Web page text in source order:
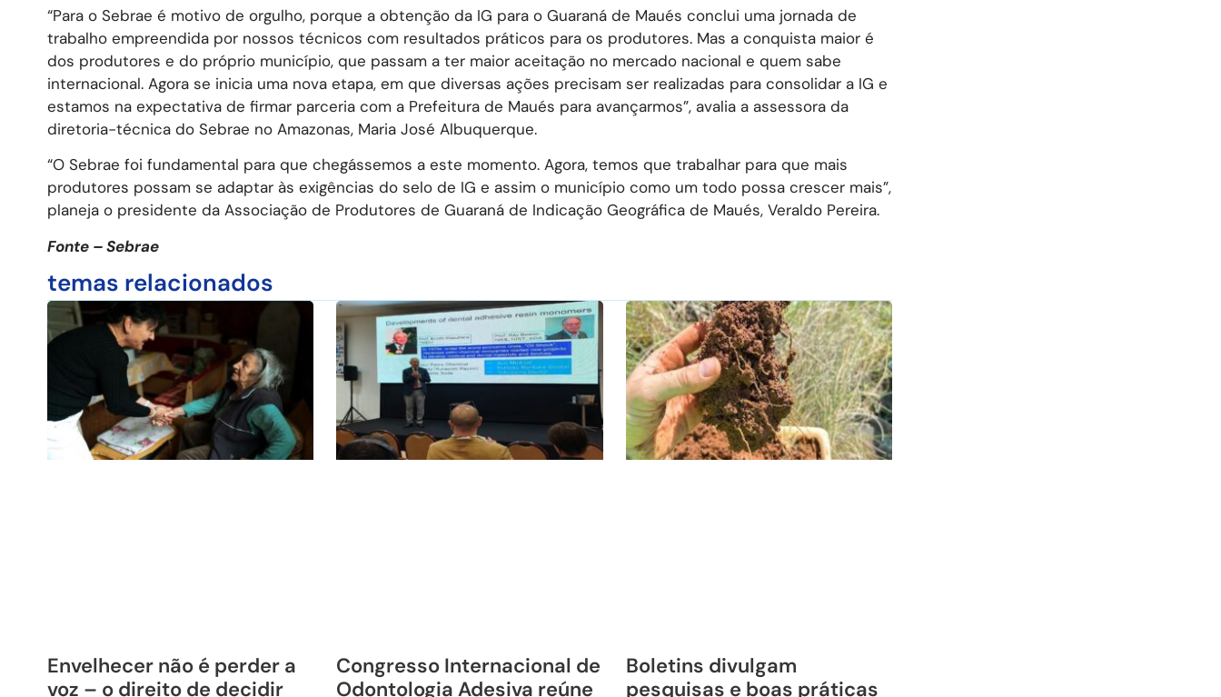
“Para o Sebrae é motivo de orgulho, porque a obtenção da IG para o Guaraná de Maués conclui uma jornada de
trabalho empreendida por nossos técnicos com resultados práticos para os produtores. Mas a conquista maior é
dos produtores e do próprio município, que passam a ter maior aceitação no mercado nacional e quem sabe
internacional. Agora se inicia uma nova etapa, em que diversas ações precisam ser realizadas para consolidar a IG e
estamos na expectativa de firmar parceria com a Prefeitura de Maués para avançarmos”, avalia a assessora da
diretoria-técnica do Sebrae no Amazonas, Maria José Albuquerque.
“O Sebrae foi fundamental para que chegássemos a este momento. Agora, temos que trabalhar para que mais
produtores possam se adaptar às exigências do selo de IG e assim o município como um todo possa crescer mais”,
planeja o presidente da Associação de Produtores de Guaraná de Indicação Geográfica de Maués, Veraldo Pereira.
Fonte – Sebrae
temas relacionados
Envelhecer não é perder a
voz – o direito de decidir
Congresso Internacional de
Odontologia Adesiva reúne
Boletins divulgam
pesquisas e boas práticas